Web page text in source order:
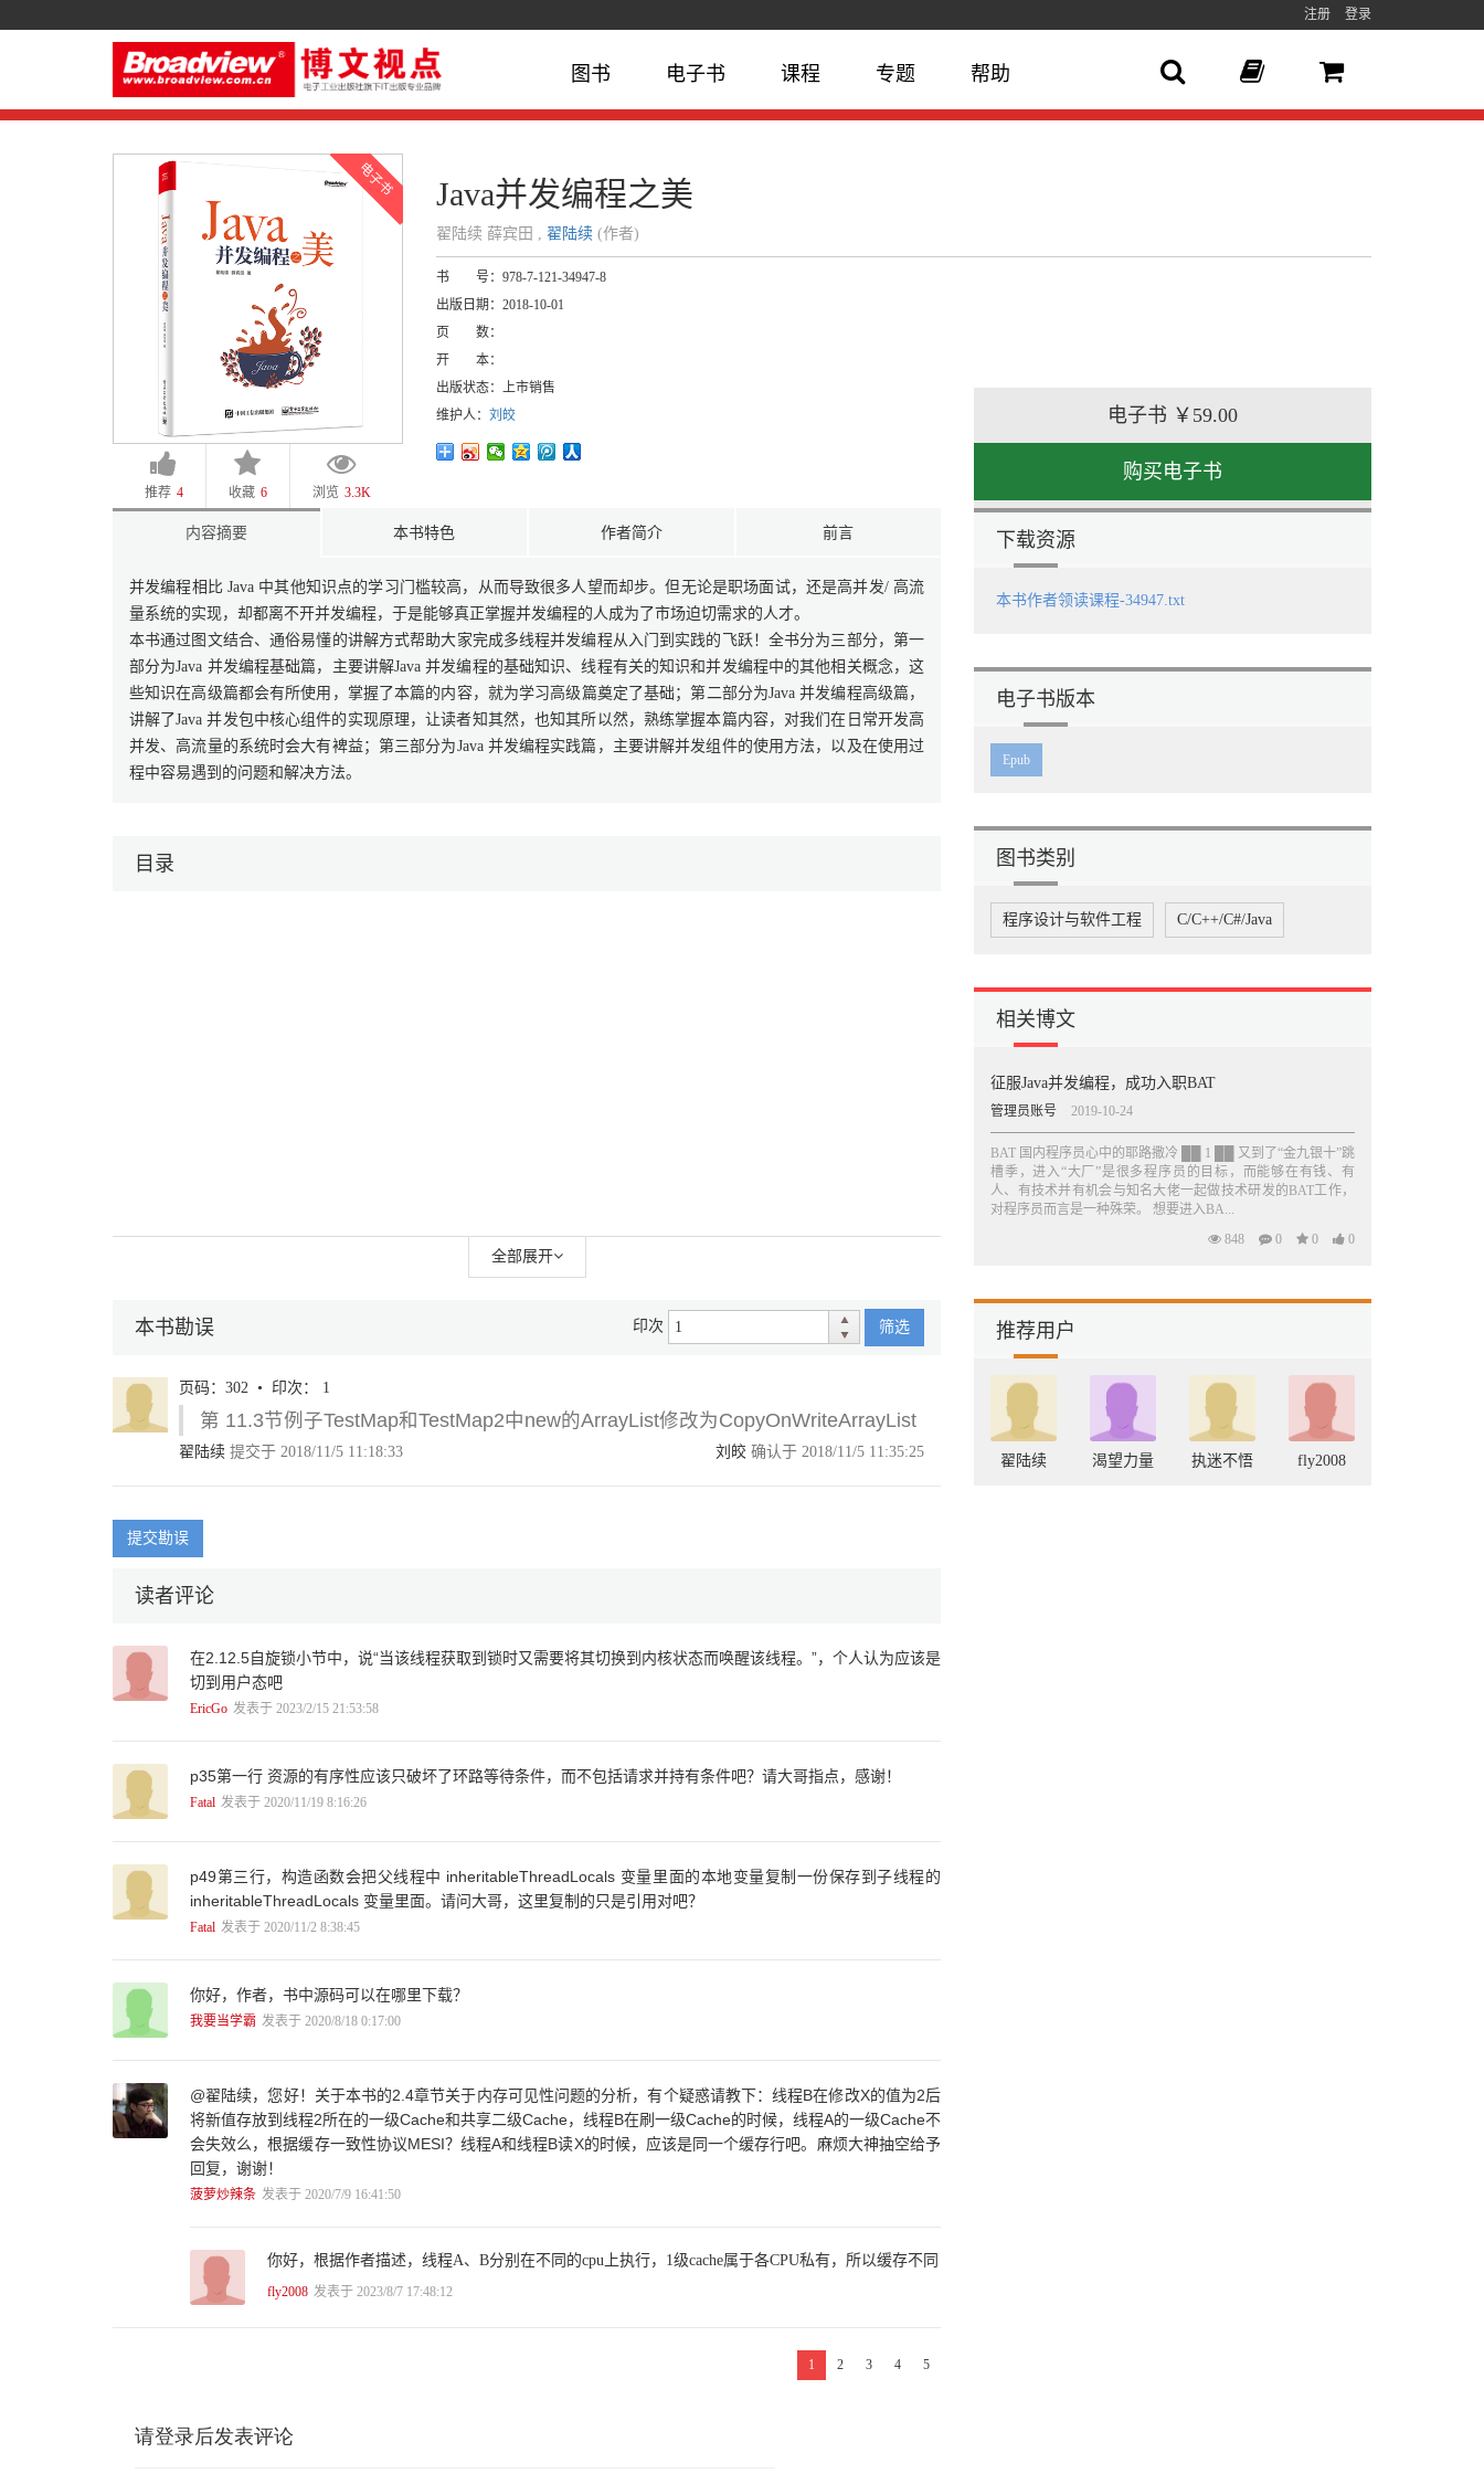
注册 登录
图书 电子书 课程 专题 帮助
推荐 4 收藏 6 浏览 3.3K
Java并发编程之美
翟陆续 薛宾田 , 翟陆续(作者)
书 号： 978-7-121-34947-8
出版日期： 2018-10-01
页 数：
开 本：
出版状态： 上市销售
维护人： 刘皎 电子书 ￥59.00
购买电子书
内容摘要 本书特色 作者简介 前言
并发编程相比 Java 中其他知识点的学习门槛较高，从而导致很多人望而却步。但无论是职场面试，还是高并发/ 高流
量系统的实现，却都离不开并发编程，于是能够真正掌握并发编程的人成为了市场迫切需求的人才。
本书通过图文结合、通俗易懂的讲解方式帮助大家完成多线程并发编程从入门到实践的飞跃！全书分为三部分，第一
部分为Java 并发编程基础篇，主要讲解Java 并发编程的基础知识、线程有关的知识和并发编程中的其他相关概念，这
些知识在高级篇都会有所使用，掌握了本篇的内容，就为学习高级篇奠定了基础；第二部分为Java 并发编程高级篇，
讲解了Java 并发包中核心组件的实现原理，让读者知其然，也知其所以然，熟练掌握本篇内容，对我们在日常开发高
并发、高流量的系统时会大有裨益；第三部分为Java 并发编程实践篇，主要讲解并发组件的使用方法，以及在使用过
程中容易遇到的问题和解决方法。
目录
全部展开
本书勘误 印次 筛选
页码：302 • 印次： 1
第 11.3节例子TestMap和TestMap2中new的ArrayList修改为CopyOnWriteArrayList
翟陆续 提交于 2018/11/5 11:18:33 刘皎 确认于 2018/11/5 11:35:25
提交勘误
读者评论
在2.12.5自旋锁小节中，说“当该线程获取到锁时又需要将其切换到内核状态而唤醒该线程。”，个人认为应该是
切到用户态吧
EricGo 发表于 2023/2/15 21:53:58
p35第一行 资源的有序性应该只破坏了环路等待条件，而不包括请求并持有条件吧？请大哥指点，感谢！
Fatal 发表于 2020/11/19 8:16:26
p49第三行，构造函数会把父线程中 inheritableThreadLocals 变量里面的本地变量复制一份保存到子线程的
inheritableThreadLocals 变量里面。请问大哥，这里复制的只是引用对吧？
Fatal 发表于 2020/11/2 8:38:45
你好，作者，书中源码可以在哪里下载？
我要当学霸 发表于 2020/8/18 0:17:00
@翟陆续，您好！关于本书的2.4章节关于内存可见性问题的分析，有个疑惑请教下：线程B在修改X的值为2后
将新值存放到线程2所在的一级Cache和共享二级Cache，线程B在刷一级Cache的时候，线程A的一级Cache不
会失效么，根据缓存一致性协议MESI？线程A和线程B读X的时候，应该是同一个缓存行吧。麻烦大神抽空给予
回复，谢谢！
菠萝炒辣条 发表于 2020/7/9 16:41:50
你好，根据作者描述，线程A、B分别在不同的cpu上执行，1级cache属于各CPU私有，所以缓存不同
fly2008 发表于 2023/8/7 17:48:12
1 2 3 4 5
下载资源
本书作者领读课程-34947.txt
电子书版本
Epub
图书类别
程序设计与软件工程 C/C++/C#/Java
相关博文
征服Java并发编程，成功入职BAT
管理员账号 2019-10-24
BAT 国内程序员心中的耶路撒冷 ██ 1 ██ 又到了“金九银十”跳
槽季，进入“大厂”是很多程序员的目标，而能够在有钱、有
人、有技术并有机会与知名大佬一起做技术研发的BAT工作，
对程序员而言是一种殊荣。 想要进入BA...
848
0 0 0
推荐用户
翟陆续 渴望力量 执迷不悟 fly2008